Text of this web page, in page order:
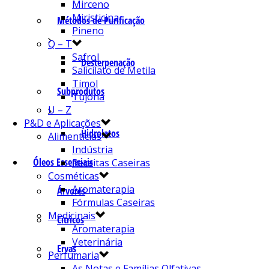
Métodos de Purificação
Desterpenação
Subprodutos
Hidrolatos
Óleos Essenciais
Árvores
Cítricos
Ervas
Mirceno
Miristicina
Pineno
Q – T
Safrol
Salicilato de Metila
Timol
Tujona
U – Z
P&D e Aplicações
Alimentícias
Indústria
Receitas Caseiras
Cosméticas
Aromaterapia
Fórmulas Caseiras
Medicinais
Aromaterapia
Veterinária
Perfumaria